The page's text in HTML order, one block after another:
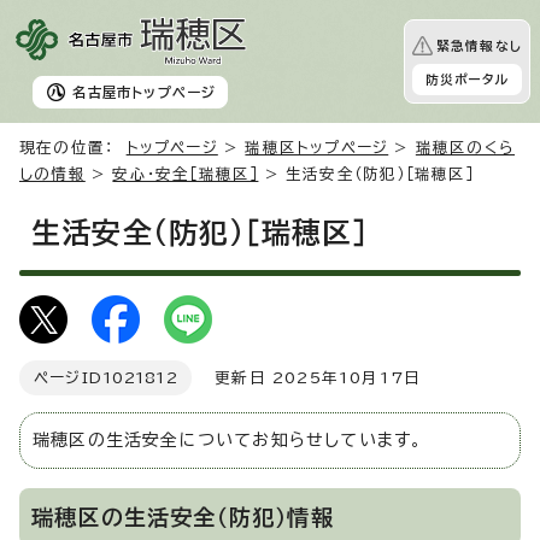
名古屋市 トップページ
緊急情報なし
防災ポータル
現在の位置： トップページ >瑞穂区トップページ > 瑞穂区のくら
しの情報
>安心・安全［瑞穂区］ > 生活安全（防犯）［瑞穂区］
生活安全（防犯）［瑞穂区］
ページID 1021812 更新日 2025年10月17日
瑞穂区の生活安全についてお知らせしています。
瑞穂区の生活安全（防犯）情報